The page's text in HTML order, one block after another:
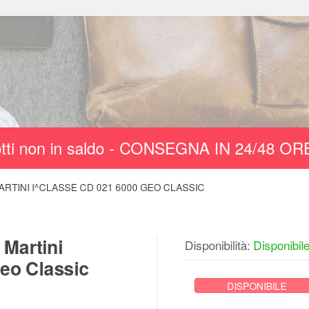
non in saldo - CONSEGNA IN 24/48
I^CLASSE CD 021 6000 GEO CLASSIC
Classic
Disponibilità: Disponibile
DISPONIBILE